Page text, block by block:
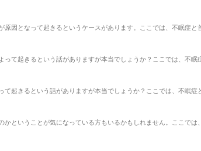
原因となって起きるというケースがあります。ここでは、不眠症と
って起きるという話がありますが本当でしょうか？ここでは、不眠
て起きるという話がありますが本当でしょうか？ここでは、不眠症
かということが気になっている方もいるかもしれません。ここでは